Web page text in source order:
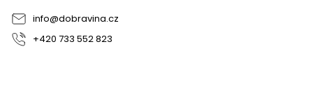
info@dobravina.cz
+420 733 552 823